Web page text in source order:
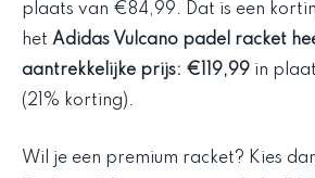
plaats van €84,99. Dat is een
het Adidas Vulcano padel racket
aantrekkelijke prijs: €119,99 in
(21% korting).
Wil je een premium racket? Kies